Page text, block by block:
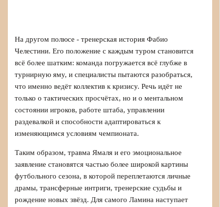
На другом полюсе - тренерская история Фабио
Челестини. Его положение с каждым туром становится
всё более шатким: команда погружается всё глубже в
турнирную яму, и специалисты пытаются разобраться,
что именно ведёт коллектив к кризису. Речь идёт не
только о тактических просчётах, но и о ментальном
состоянии игроков, работе штаба, управлении
раздевалкой и способности адаптироваться к
изменяющимся условиям чемпионата.
Таким образом, травма Ямаля и его эмоциональное
заявление становятся частью более широкой картины
футбольного сезона, в которой переплетаются личные
драмы, трансферные интриги, тренерские судьбы и
рождение новых звёзд. Для самого Ламина наступает